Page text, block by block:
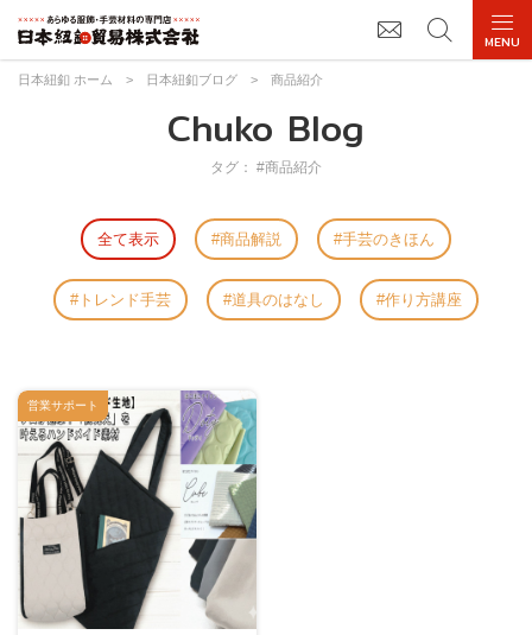
日本紐釦 ホーム > 日本紐釦ブログ > 商品紹介
Chuko Blog
タグ： #商品紹介
全て表示 商品解説 手芸のきほん
トレンド手芸 道具のはなし 作り方講座
営業サポート